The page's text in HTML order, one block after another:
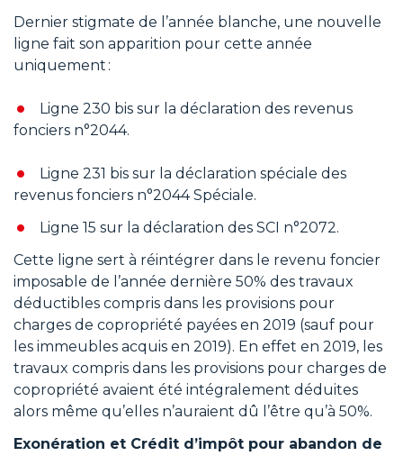
Dernier stigmate de l’année blanche, une nouvelle
ligne fait son apparition pour cette année
uniquement :
Ligne 230 bis sur la déclaration des revenus
fonciers n°2044.
Ligne 231 bis sur la déclaration spéciale des
revenus fonciers n°2044 Spéciale.
Ligne 15 sur la déclaration des SCI n°2072.
Cette ligne sert à réintégrer dans le revenu foncier
imposable de l’année dernière 50% des travaux
déductibles compris dans les provisions pour
charges de copropriété payées en 2019 (sauf pour
les immeubles acquis en 2019). En effet en 2019, les
travaux compris dans les provisions pour charges de
copropriété avaient été intégralement déduites
alors même qu’elles n’auraient dû l’être qu’à 50%.
Exonération et Crédit d’impôt pour abandon de